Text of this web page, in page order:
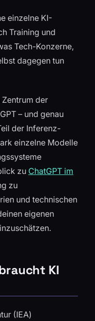
einzelne KI-
Training und
Tech-Konzerne,
dagegen tun
Zentrum der
– und genau
der Inferenz-
einzelne Modelle
zu ChatGPT im
zu
und technischen
eigenen
KI
(IEA)